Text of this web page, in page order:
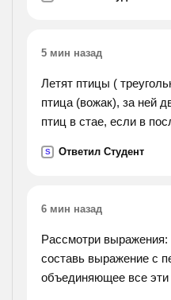
мячиком г) колебания
5 мин назад
Летят птицы (
птица (вожак), за ней
птиц в стае, если в
S Ответил Студент
6 мин назад
Рассмотри выражения:
составь выражение с
объединяющее все